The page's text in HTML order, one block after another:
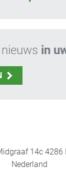
in
14c 4286
Nederland